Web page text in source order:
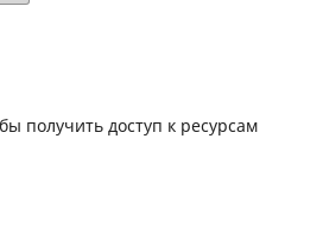
получить доступ к ресурсам